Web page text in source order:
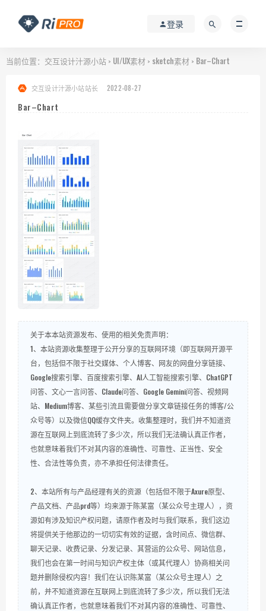
登录
当前位置： 交互设计汁源小站 > UI/UX素材 > sketch素材 > Bar–Chart
交互设计汁源小站站长 2022-08-27
Bar–Chart
关于本本站资源发布、使用的相关免责声明：
1、本站资源收集整理于公开分享的互联网环境（即互联网开源平
台，包括但不限于社交媒体、个人博客、网友的网盘分享链接、
Google搜索引擎、百度搜索引擎、AI人工智能搜索引擎、ChatGPT
问答、文心一言问答、Claude问答、Google Gemini问答、视频网
站、Medium博客、某些引流且需要做分享文章链接任务的博客/公
众号等）以及微信QQ缓存文件夹。收集整理时，我们并不知道资
源在互联网上到底流转了多少次，所以我们无法确认真正作者，
也就意味着我们不对其内容的准确性、可靠性、正当性、安全
性、合法性等负责，亦不承担任何法律责任。
2、本站所有与产品经理有关的资源（包括但不限于Axure原型、
产品文档、产品prd等）均来源于陈某富（某公众号主理人），资
源如有涉及知识产权问题，请原作者及时与我们联系，我们这边
将提供关于他那边的一切切实有效的证据，含时间点、微信群、
聊天记录、收费记录、分发记录、其营运的公众号、网站信息，
我们也会在第一时间与知识产权主体（或其代理人）协商相关问
题并删除侵权内容！我们在认识陈某富（某公众号主理人）之
前，并不知道资源在互联网上到底流转了多少次，所以我们无法
确认真正作者，也就意味着我们不对其内容的准确性、可靠性、